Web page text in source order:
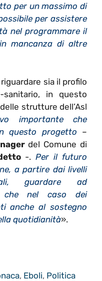
per un massimo di
per assistere
nel programmare il
mancanza di altre
sia il profilo
in questo
strutture dell’Asl
importante che
questo progetto –
del Comune di
-. Per il futuro
a partire dai livelli
guardare ad
che nel caso dei
anche al sostegno
quotidianità».
, Eboli, Politica